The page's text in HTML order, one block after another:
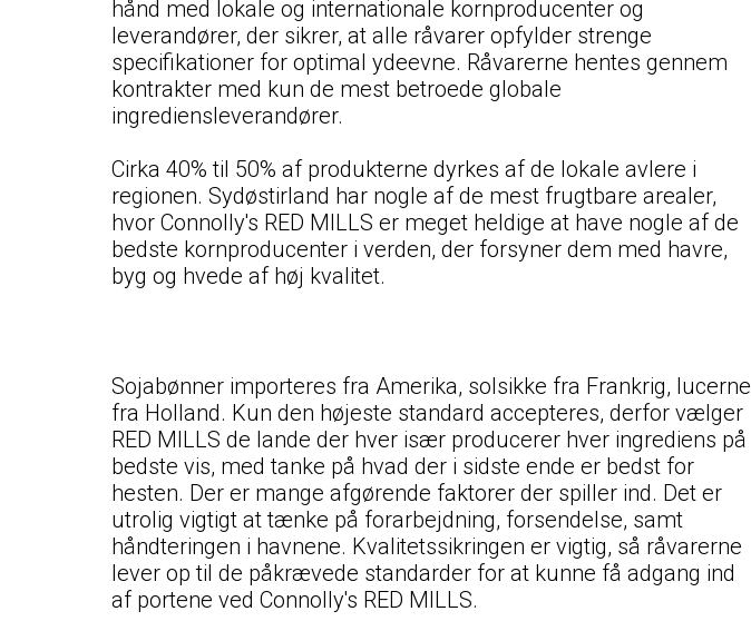
hånd med lokale og internationale kornproducenter og
leverandører, der sikrer, at alle råvarer opfylder strenge
specifikationer for optimal ydeevne. Råvarerne hentes gennem
kontrakter med kun de mest betroede globale
ingrediensleverandører.
Cirka 40% til 50% af produkterne dyrkes af de lokale avlere i
regionen. Sydøstirland har nogle af de mest frugtbare arealer,
hvor Connolly's RED MILLS er meget heldige at have nogle af de
bedste kornproducenter i verden, der forsyner dem med havre,
byg og hvede af høj kvalitet.
Sojabønner importeres fra Amerika, solsikke fra Frankrig, lucerne
fra Holland. Kun den højeste standard accepteres, derfor vælger
RED MILLS de lande der hver især producerer hver ingrediens på
bedste vis, med tanke på hvad der i sidste ende er bedst for
hesten. Der er mange afgørende faktorer der spiller ind. Det er
utrolig vigtigt at tænke på forarbejdning, forsendelse, samt
håndteringen i havnene. Kvalitetssikringen er vigtig, så råvarerne
lever op til de påkrævede standarder for at kunne få adgang ind
af portene ved Connolly's RED MILLS.